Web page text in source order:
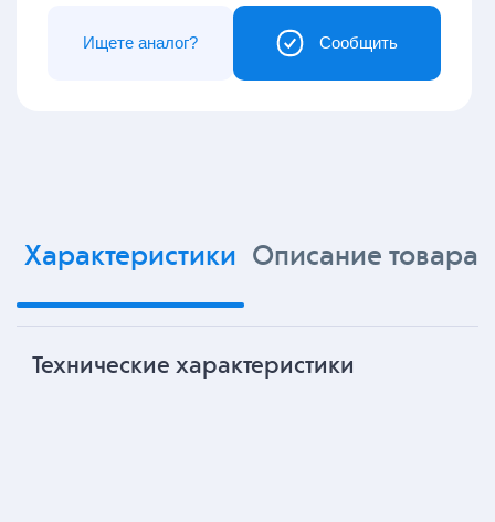
Сообщить
Ищете аналог?
Характеристики Описание товара
Технические характеристики